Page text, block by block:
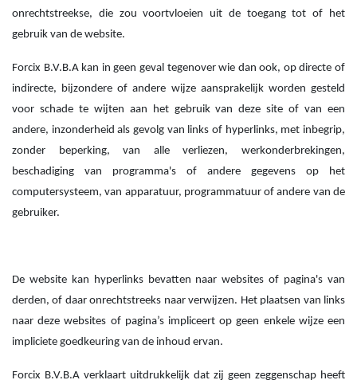
onrechtstreekse, die zou voortvloeien uit de toegang tot of het
gebruik van de website.
Forcix B.V.B.A kan in geen geval tegenover wie dan ook, op directe of
indirecte, bijzondere of andere wijze aansprakelijk worden gesteld
voor schade te wijten aan het gebruik van deze site of van een
andere, inzonderheid als gevolg van links of hyperlinks, met inbegrip,
zonder beperking, van alle verliezen, werkonderbrekingen,
beschadiging van programma's of andere gegevens op het
computersysteem, van apparatuur, programmatuur of andere van de
gebruiker.
De website kan hyperlinks bevatten naar websites of pagina's van
derden, of daar onrechtstreeks naar verwijzen. Het plaatsen van links
naar deze websites of pagina’s impliceert op geen enkele wijze een
impliciete goedkeuring van de inhoud ervan.
Forcix B.V.B.A verklaart uitdrukkelijk dat zij geen zeggenschap heeft